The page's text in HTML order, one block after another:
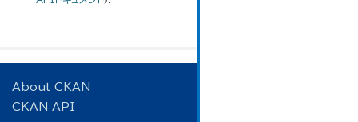
About CKAN
CKAN API